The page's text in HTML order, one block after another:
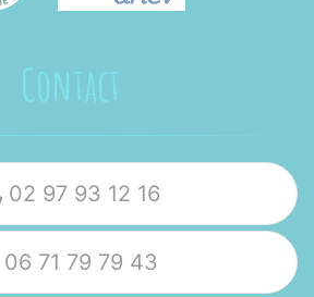
Contact
02 97 93 12 16
06 71 79 79 43